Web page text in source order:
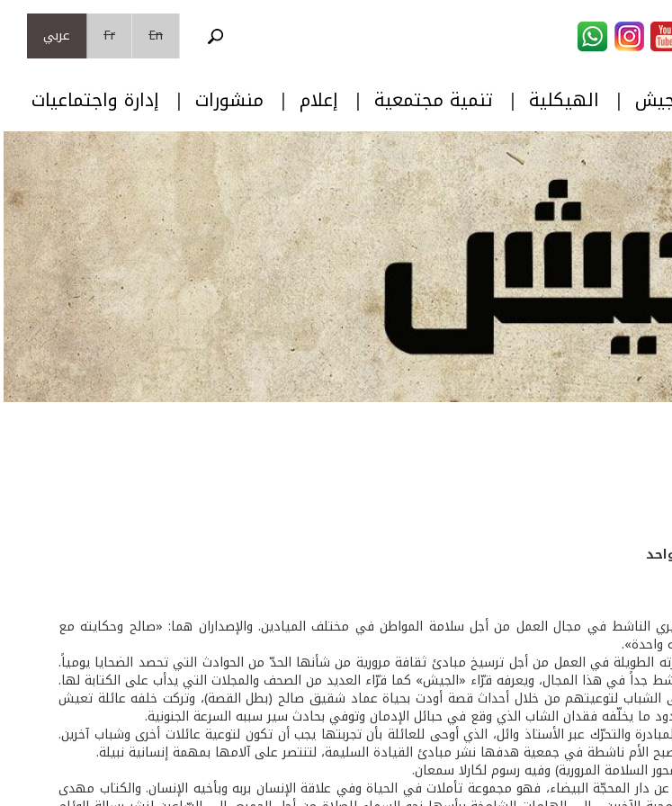
En
Fr عربي
الهيكلية تنمية مجتمعية إعلام منشورات إدارة واجتماعيات
الناشط في مجال العمل من أجل سلامة المواطن في مختلف الميادين. والإصداران هما: «صالح وحكايته مع
واحدة».
الطويلة في العمل من أجل ترسيخ مبادئ ثقافة مرورية من شأنها الحدّ من الحوادث التي تحصد الضحايا يومياً.
جداً في هذا المجال، ويعرفه قرّاء «الجيش» كما قرّاء العديد من الصحف والمجلات التي يدأب على الكتابة لها.
الشباب لتوعيتهم من خلال أحداث قصة أودت بحياة عماد شقيق صالح (بطل القصة)، وتركت خلفه عائلة تعيش
ما يخلّفه فقدان الشاب الذي وقع في حبائل الإدمان وتوفي بحادث سير سببه السرعة الجنونية.
والتحرّك عبر الأستاذ وائل، الذي أوحى للعائلة بأن تجربتها يجب أن تكون لتوعية عائلات أخرى وشباب آخرين.
الأم ناشطة في جمعية هدفها نشر مبادئ القيادة السليمة، لتنتصر على آلامها بمهمة إنسانية نبيلة.
السلامة المرورية) وفيه رسوم لكارلا سمعان.
دار المحجّة البيضاء، فهو مجموعة تأملات في الحياة وفي علاقة الإنسان بربه وبأخيه الإنسان. والكتاب مهدى